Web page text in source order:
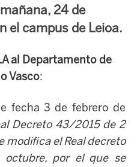
24 de
el campus de Leioa.
al Departamento de
Vasco:
fecha 3 de febrero de
Decreto 43/2015 de 2
modifica el Real decreto
por el que se